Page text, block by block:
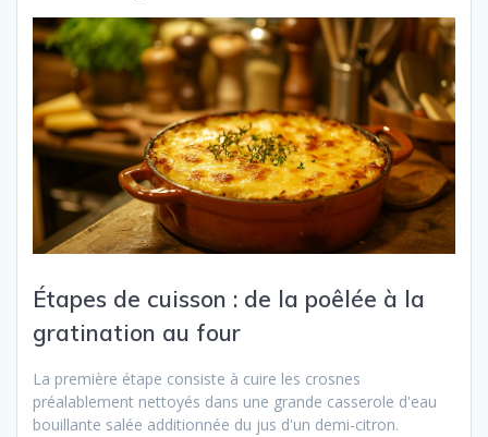
Étapes de cuisson : de la poêlée à la
gratination au four
La première étape consiste à cuire les crosnes
préalablement nettoyés dans une grande casserole d'eau
bouillante salée additionnée du jus d'un demi-citron.